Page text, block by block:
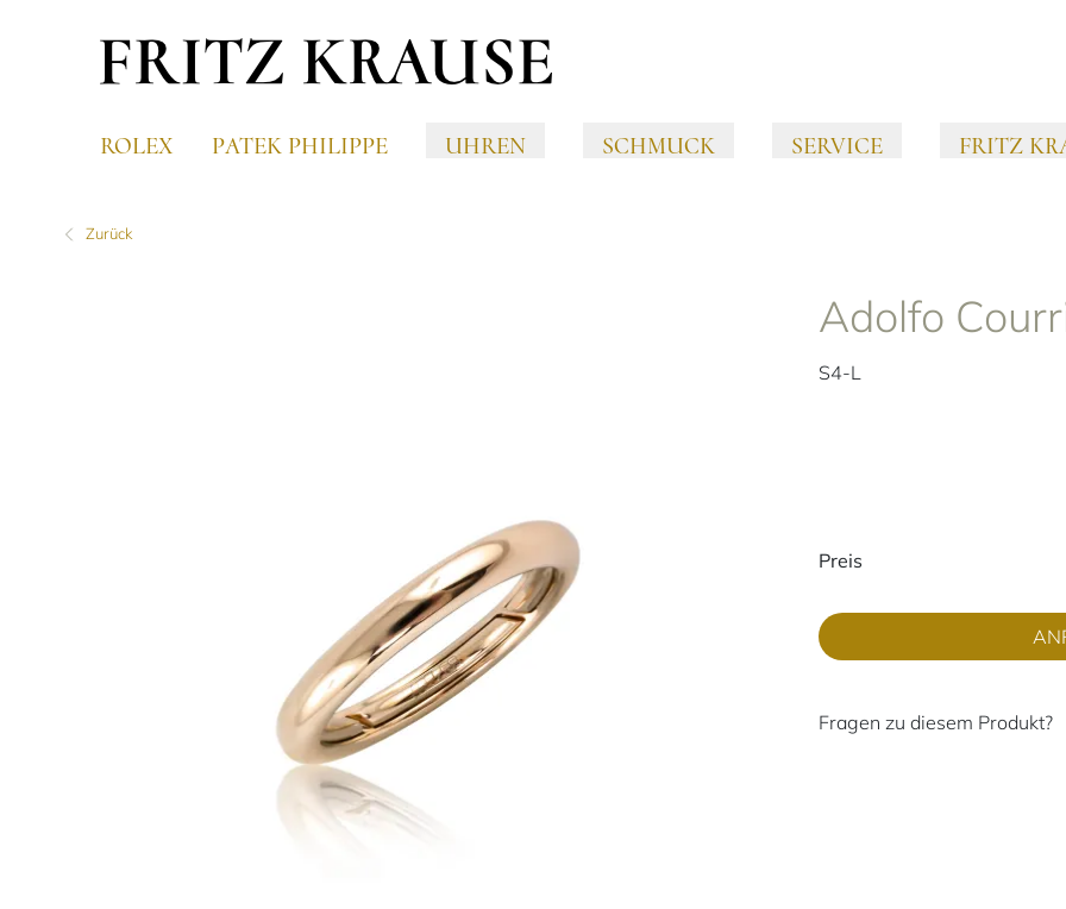
ROLEX PATEK PHILIPPE UHREN SCHMUCK SERVICE FRITZ
Zurück
Adolfo
S4-L
Preis
Fragen zu diesem Produkt?